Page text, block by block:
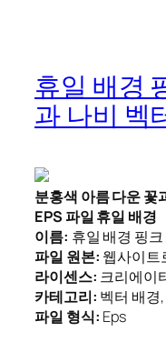
휴일 배경
과 나비 벡
분홍색 아름 다운 꽃
EPS 파일 휴일 배경
이름: 휴일 배경 핑
파일 원본: 웹사이트
라이센스: 크리에이
카테고리: 벡터 배경
파일 형식: Eps